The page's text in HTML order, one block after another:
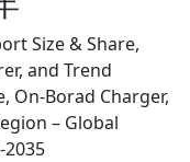
Size & Share,
and Trend
On-Borad Charger,
– Global